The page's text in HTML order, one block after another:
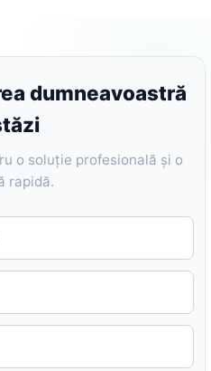
dumneavoastră
o soluție profesională și o
rapidă.